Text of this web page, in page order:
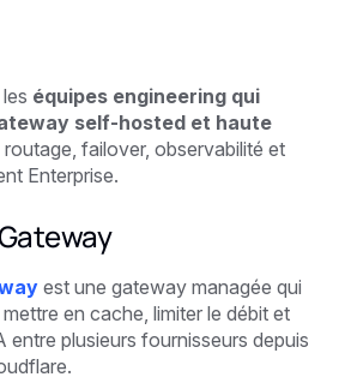
équipes engineering qui
self-hosted et haute
routage, failover, observabilité et
Enterprise.
est une gateway managée qui
en cache, limiter le débit et
entre plusieurs fournisseurs depuis